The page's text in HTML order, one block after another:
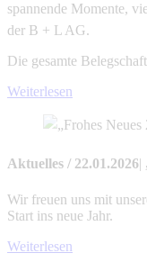
spannende Momente,
der B + L AG.
Die gesamte
Weiterlesen
Aktuelles / 22.01.2026|
Wir freuen uns mit
Start ins neue Jahr.
Weiterlesen